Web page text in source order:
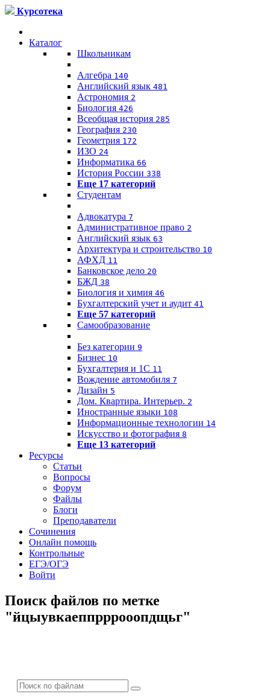
Курсотека
Каталог
Школьникам
Алгебра 140
Английский язык 481
Астрономия 2
Биология 426
Всеобщая история 285
География 230
Геометрия 172
ИЗО 24
Информатика 66
История России 338
Еще 17 категорий
Студентам
Адвокатура 7
Административное право 2
Английский язык 63
Архитектура и строительство 10
АФХД 11
Банковское дело 20
БЖД 38
Биология и химия 46
Бухгалтерский учет и аудит 41
Еще 57 категорий
Самообразование
Без категории 9
Бизнес 10
Бухгалтерия и 1C 11
Вождение автомобиля 7
Дизайн 5
Дом. Квартира. Интерьер. 2
Иностранные языки 108
Информационные технологии 14
Искусство и фотография 8
Еще 13 категорий
Ресурсы
Статьи
Вопросы
Форум
Файлы
Блоги
Преподаватели
Сочинения
Онлайн помощь
Контрольные
ЕГЭ/ОГЭ
Войти
Поиск файлов по метке
"йцыувкаеппрррооопдщьг"